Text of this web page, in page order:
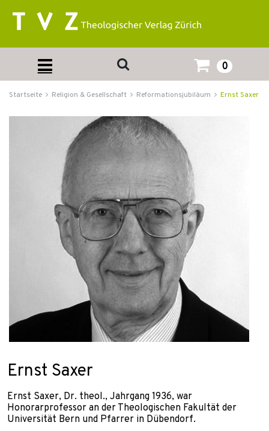
0
Startseite Religion & Gesellschaft Reformationsjubiläum Ernst Saxer
Ernst Saxer
Ernst Saxer, Dr. theol., Jahrgang 1936, war
Honorarprofessor an der Theologischen Fakultät der
Universität Bern und Pfarrer in Dübendorf.